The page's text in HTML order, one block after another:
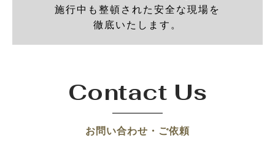
施行中も整頓された安全な現場を
徹底いたします。
Contact Us
お問い合わせ・ご依頼